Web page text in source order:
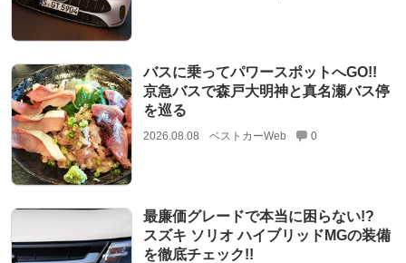
バスに乗ってパワースポットへGO!!
京急バスで森戸大明神と真名瀬バス停
を巡る
2026.08.08 ベストカーWeb 0
最廉価グレードで本当に困らない!?
スズキ ソリオ ハイブリッドMGの装備
を徹底チェック!!